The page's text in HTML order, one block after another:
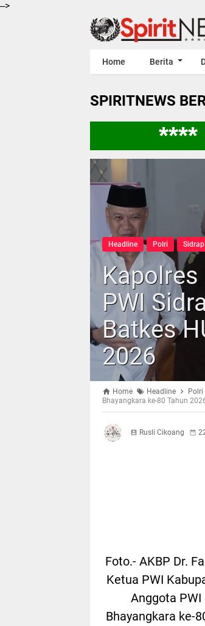
-->
Home Berita
SPIRITNEWS
****
Headline Polri Sidrap
PWI
Batkes
2026
Home Headline Polri
Bhayangkara ke-80 Tahun
Rusli Cikoang
Foto.- AKBP Dr.
Ketua PWI
Anggota
Bhayangkara ke-